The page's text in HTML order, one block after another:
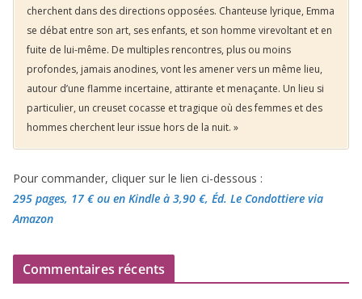
cherchent dans des directions opposées. Chanteuse lyrique, Emma
se débat entre son art, ses enfants, et son homme virevoltant et en
fuite de lui-même. De multiples rencontres, plus ou moins
profondes, jamais anodines, vont les amener vers un même lieu,
autour d’une flamme incertaine, attirante et menaçante. Un lieu si
particulier, un creuset cocasse et tragique où des femmes et des
hommes cherchent leur issue hors de la nuit. »
Pour commander, cliquer sur le lien ci-dessous :
295 pages, 17 €ou en Kindle à 3,90 €, Éd. Le Condottiere via
Amazon
Commentaires récents